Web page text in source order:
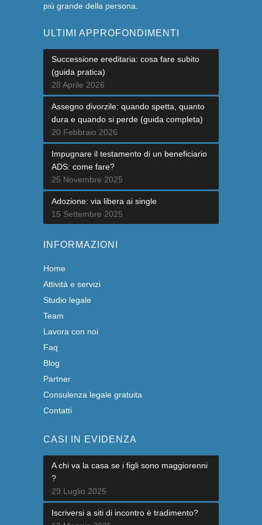
più grande della persona.
ULTIMI APPROFONDIMENTI
Successione ereditaria: cosa fare subito
(guida pratica)
28 Aprile 2026
Assegno divorzile: quando spetta, quanto
dura e quando si perde (guida completa)
20 Febbraio 2026
Impugnare il testamento di un beneficiario
ADS: come fare?
25 Novembre 2025
Adozione: via libera ai single
15 Settembre 2025
INFORMAZIONI
Home
Attività e servizi
Studio legale
Team
Lavora con noi
Faq
Blog
Partner
Consulenza legale gratuita
Contatti
CASI IN EVIDENZA
A chi va la casa se i figli sono maggiorenni
?
29 Luglio 2025
Iscriversi a siti di incontro è tradimento?